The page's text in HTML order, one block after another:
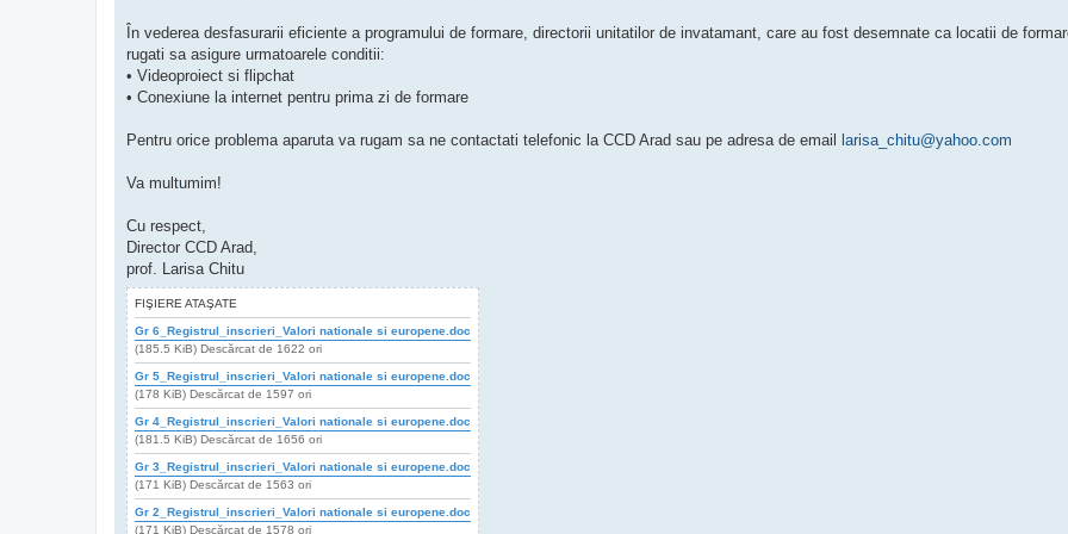
În vederea desfasurarii eficiente a programului de formare, directorii unitatilor de invatamant, care au fost desemnate ca locatii de
rugati sa asigure urmatoarele conditii:
• Videoproiect si flipchat
• Conexiune la internet pentru prima zi de formare
Pentru orice problema aparuta va rugam sa ne contactati telefonic la CCD Arad sau pe adresa de email larisa_chitu@yahoo.com
Va multumim!
Cu respect,
Director CCD Arad,
prof. Larisa Chitu
FIŞIERE ATAŞATE
Gr 6_Registrul_inscrieri_Valori nationale si europene.doc
(185.5 KiB) Descărcat de 1622 ori
Gr 5_Registrul_inscrieri_Valori nationale si europene.doc
(178 KiB) Descărcat de 1597 ori
Gr 4_Registrul_inscrieri_Valori nationale si europene.doc
(181.5 KiB) Descărcat de 1656 ori
Gr 3_Registrul_inscrieri_Valori nationale si europene.doc
(171 KiB) Descărcat de 1563 ori
Gr 2_Registrul_inscrieri_Valori nationale si europene.doc
(171 KiB) Descărcat de 1578 ori